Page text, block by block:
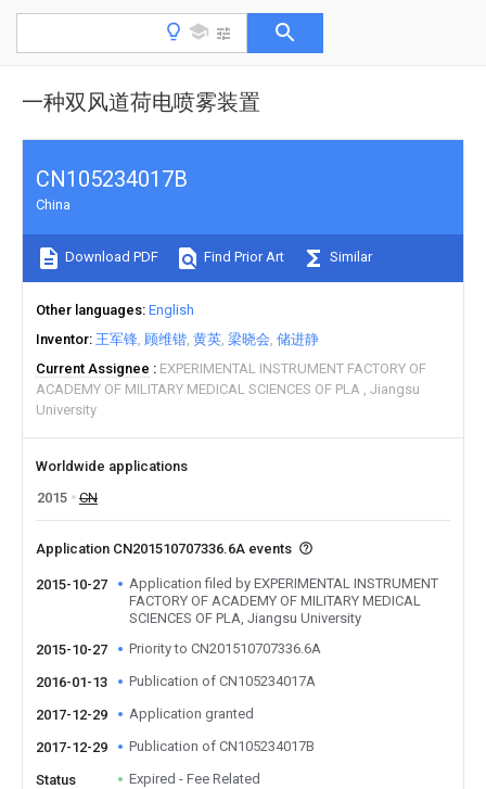
一种双风道荷电喷雾装置
CN105234017B
China
Download PDF Find Prior Art Similar
Other languages English
Inventor 王军锋 顾维锴 黄英 梁晓会 储进静
Current Assignee
EXPERIMENTAL INSTRUMENT FACTORY OF
ACADEMY OF MILITARY MEDICAL SCIENCES OF PLA
Jiangsu
University
Worldwide applications
2015
CN
Application CN201510707336.6A events
2015-10-27
Application filed by EXPERIMENTAL INSTRUMENT
FACTORY OF ACADEMY OF MILITARY MEDICAL
SCIENCES OF PLA, Jiangsu University
2015-10-27
Priority to CN201510707336.6A
2016-01-13 Publication of CN105234017A
2017-12-29 Application granted
2017-12-29 Publication of CN105234017B
Status Expired - Fee Related